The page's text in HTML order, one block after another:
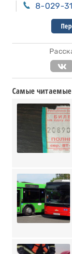
8-029-
Самые читаемые